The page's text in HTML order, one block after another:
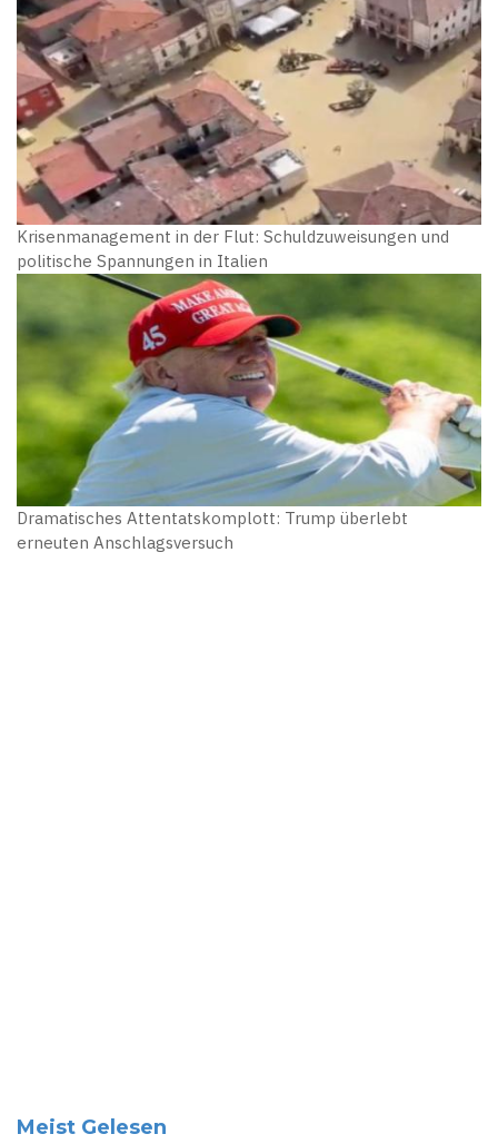
Krisenmanagement in der Flut: Schuldzuweisungen und
politische Spannungen in Italien
Dramatisches Attentatskomplott: Trump überlebt
erneuten Anschlagsversuch
Meist Gelesen